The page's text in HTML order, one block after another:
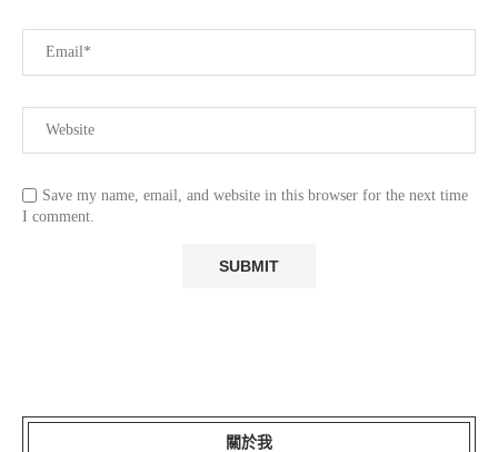
Save my name, email, and website in this browser for the next time
I comment.
關於我